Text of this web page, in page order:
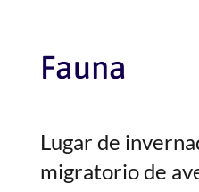
Fauna
Lugar de
migratorio​ de